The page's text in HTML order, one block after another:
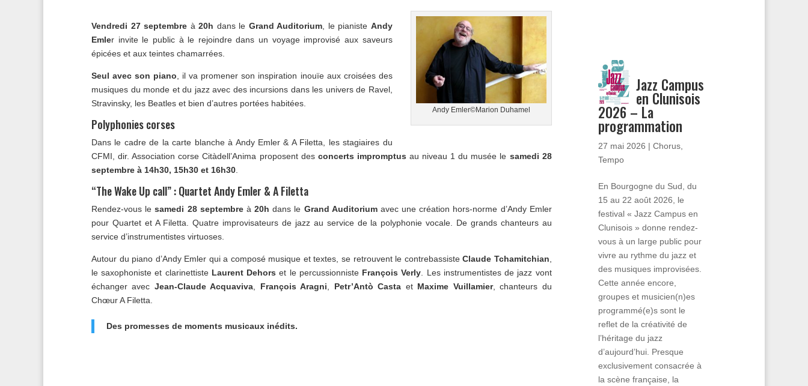
Andy Emler©Marion Duhamel
Vendredi 27 septembre à20h dans le Grand Auditorium , le pianiste Andy
Emler invite le public à le rejoindre dans un voyage improvisé aux saveurs
épicées et aux teintes chamarrées.
Seul avec son piano , il va promener son inspiration inouïe aux croisées des
musiques du monde et du jazz avec des incursions dans les univers de Ravel,
Stravinsky, les Beatles et bien d’autres portées habitées.
Polyphonies corses
Dans le cadre de la carte blanche à Andy Emler & A Filetta, les stagiaires du
CFMI, dir. Association corse Citàdell’Anima proposent des concerts impromptus au niveau 1 du musée le samedi 28
septembre à 14h30, 15h30 et 16h30
“The Wake Up call” : Quartet Andy Emler & A Filetta
Rendez-vous lesamedi 28 septembreà20h dans le Grand Auditoriumavec une création hors-norme d’Andy Emler
pour Quartet et A Filetta. Quatre improvisateurs de jazz au service de la polyphonie vocale. De grands chanteurs au
service d’instrumentistes virtuoses.
Autour du piano d’Andy Emler qui a composé musique et textes, se retrouvent le contrebassisteClaude Tchamitchian
le saxophoniste et clarinettiste Laurent Dehors et le percussionniste François Verly . Les instrumentistes de jazz vont
échanger avec Jean-Claude Acquaviva François Aragni Petr’Antò Casta et Maxime Vuillamier, chanteurs du
Chœur A Filetta.
Des promesses de moments musicaux inédits.
Jazz Campus
en Clunisois
2026 – La
programmation
27 mai 2026 | Chorus,
Tempo
En Bourgogne du Sud, du
15 au 22 août 2026, le
festival « Jazz Campus en
Clunisois » donne rendez-
vous à un large public pour
vivre au rythme du jazz et
des musiques improvisées.
Cette année encore,
groupes et musicien(n)es
programmé(e)s sont le
reflet de la créativité de
l’héritage du jazz
d’aujourd’hui. Presque
exclusivement consacrée à
la scène française, la